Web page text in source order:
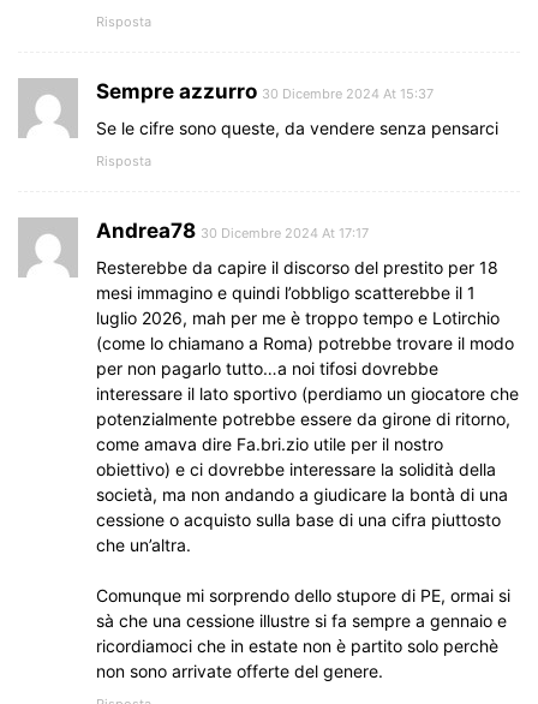
Risposta
Sempre azzurro 30 Dicembre 2024 At 15:37
Se le cifre sono queste, da vendere senza pensarci
Risposta
Andrea78 30 Dicembre 2024 At 17:17
Resterebbe da capire il discorso del prestito per 18
mesi immagino e quindi l’obbligo scatterebbe il 1
luglio 2026, mah per me è troppo tempo e Lotirchio
(come lo chiamano a Roma) potrebbe trovare il modo
per non pagarlo tutto…a noi tifosi dovrebbe
interessare il lato sportivo (perdiamo un giocatore che
potenzialmente potrebbe essere da girone di ritorno,
come amava dire Fa.bri.zio utile per il nostro
obiettivo) e ci dovrebbe interessare la solidità della
società, ma non andando a giudicare la bontà di una
cessione o acquisto sulla base di una cifra piuttosto
che un’altra.
Comunque mi sorprendo dello stupore di PE, ormai si
sà che una cessione illustre si fa sempre a gennaio e
ricordiamoci che in estate non è partito solo perchè
non sono arrivate offerte del genere.